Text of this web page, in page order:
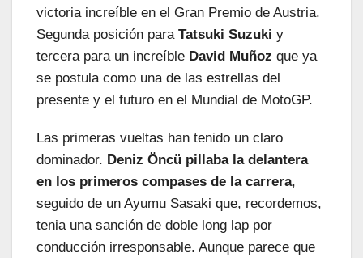
victoria increíble en el Gran Premio de Austria.
Segunda posición para Tatsuki Suzuki y
tercera para un increíble David Muñoz que ya
se postula como una de las estrellas del
presente y el futuro en el Mundial de MotoGP.
Las primeras vueltas han tenido un claro
dominador. Deniz Öncü pillaba la delantera
en los primeros compases de la carrera,
seguido de un Ayumu Sasaki que, recordemos,
tenia una sanción de doble long lap por
conducción irresponsable. Aunque parece que